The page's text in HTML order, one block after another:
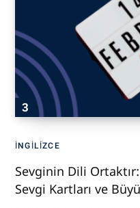
İNGILIZCE
Sevginin Dili
Sevgi Kartları ve